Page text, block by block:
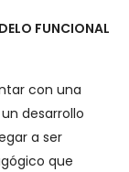
FUNCIONAL
con una
desarrollo
a ser
que